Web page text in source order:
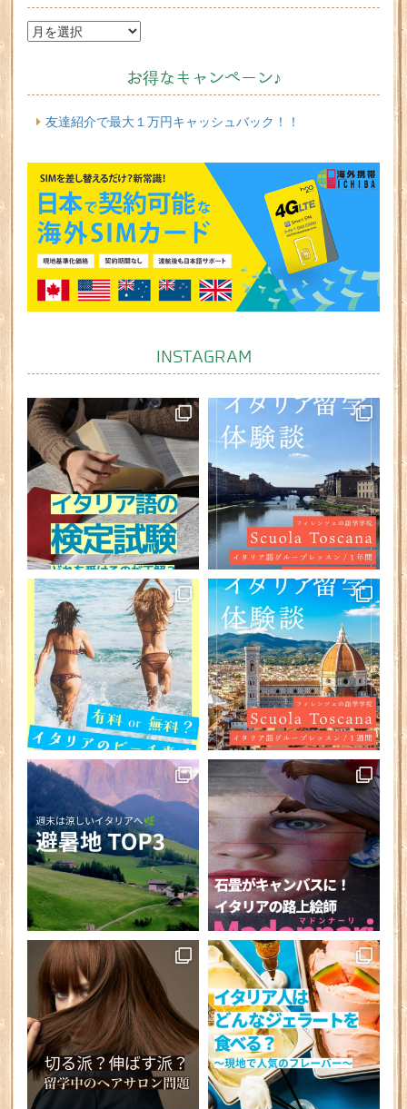
お得なキャンペーン♪
友達紹介で最大１万円キャッシュバック！！
INSTAGRAM